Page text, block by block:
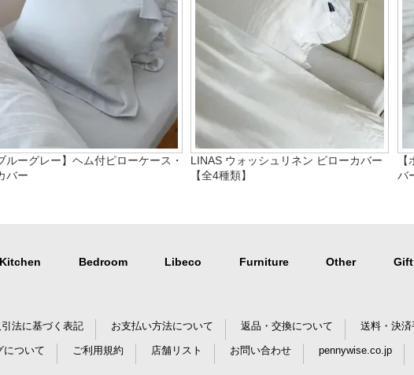
ルーグレー】ヘム付ピローケース・
バー
LINAS ウォッシュリネン ピローカバー
【全4種類】
バ
Kitchen Bedroom Libeco Furniture Other Gift
法に基づく表記 お支払い方法について 返品・交換について 送料・決
について ご利用規約 店舗リスト お問い合わせ pennywise.co.jp